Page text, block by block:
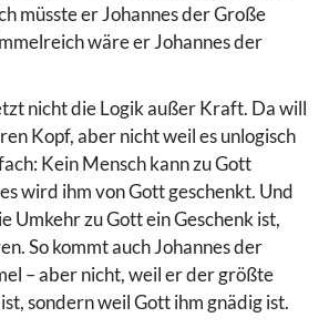
müsste er Johannes der Große
wäre er Johannes der
nicht die Logik außer Kraft. Da will
Kopf, aber nicht weil es unlogisch
Kein Mensch kann zu Gott
wird ihm von Gott geschenkt. Und
Umkehr zu Gott ein Geschenk ist,
So kommt auch Johannes der
– aber nicht, weil er der größte
sondern weil Gott ihm gnädig ist.